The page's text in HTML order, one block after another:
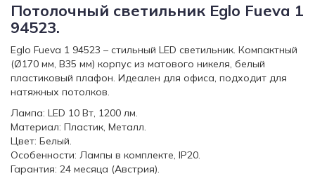
Потолочный светильник Eglo Fueva 1
94523.
Eglo Fueva 1 94523 – стильный LED светильник. Компактный
(Ø170 мм, В35 мм) корпус из матового никеля, белый
пластиковый плафон. Идеален для офиса, подходит для
натяжных потолков.
Лампа: LED 10 Вт, 1200 лм.
Материал: Пластик, Металл.
Цвет: Белый.
Особенности: Лампы в комплекте, IP20.
Гарантия: 24 месяца (Австрия).